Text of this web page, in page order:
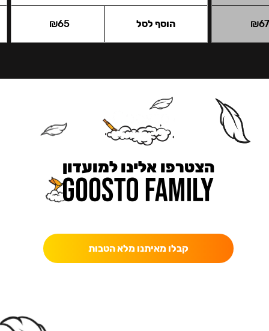
₪
₪65 הוסף לסל
הצטרפו אלינו למועדון
קבלו מאיתנו מלא הטבות